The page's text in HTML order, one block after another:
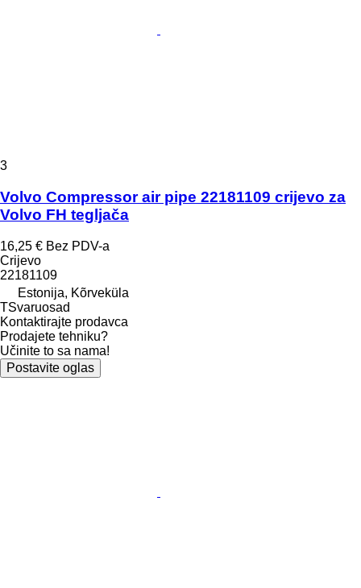
3
Volvo Compressor air pipe 22181109 crijevo za
Volvo FH tegljača
16,25 € Bez PDV-a
Crijevo
22181109
Estonija, Kõrveküla
TSvaruosad
Kontaktirajte prodavca
Prodajete tehniku?
Učinite to sa nama!
Postavite oglas